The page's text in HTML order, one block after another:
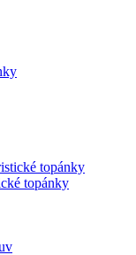
topánky
topánky